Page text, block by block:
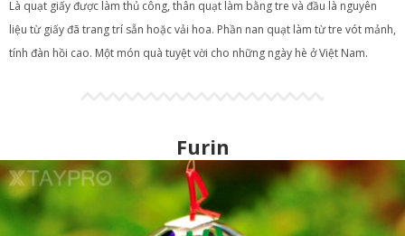
Là quạt giấy được làm thủ công, thân quạt làm bằng tre và đầu là nguyên
liệu từ giấy đã trang trí sẵn hoặc vải hoa. Phần nan quạt làm từ tre vót mảnh,
tính đàn hồi cao. Một món quà tuyệt vời cho những ngày hè ở Việt Nam.
Furin